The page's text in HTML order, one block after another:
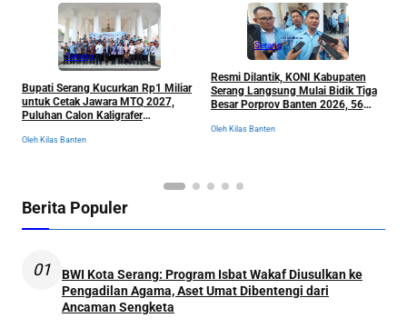
Serang
Bupati Serang Kucurkan Rp1 Miliar
untuk Cetak Jawara MTQ 2027,
Puluhan Calon Kaligrafer
Oleh Kilas Banten
Serang
Resmi Dilantik, KONI Kabupaten
Serang Langsung Mulai Bidik Tiga
Besar Porprov Banten 2026, 56
Oleh Kilas Banten
Berita Populer
01
BWI Kota Serang: Program Isbat Wakaf Diusulkan ke
Pengadilan Agama, Aset Umat Dibentengi dari
Ancaman Sengketa